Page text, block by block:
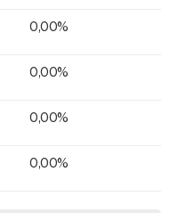
0,00%
0,00%
0,00%
0,00%